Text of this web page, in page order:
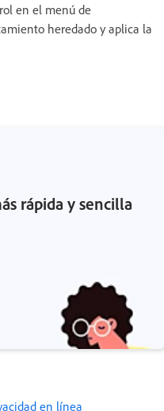
en el menú de
heredado y aplica la
rápida y sencilla
en línea